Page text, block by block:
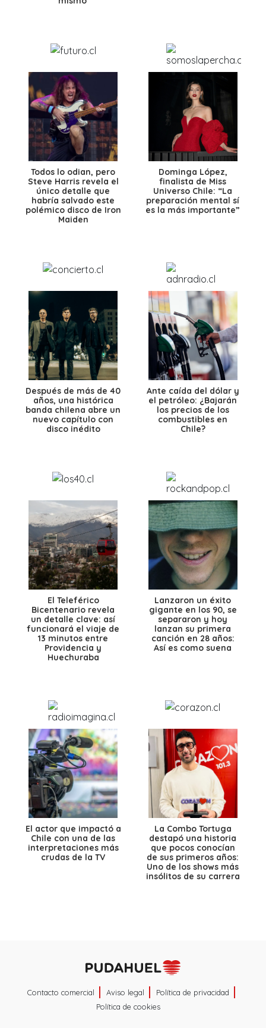
Todos lo odian, pero
Steve Harris revela el
único detalle que
habría salvado este
polémico disco de Iron
Maiden
Dominga López,
finalista de Miss
Universo Chile: “La
preparación mental sí
es la más importante”
Después de más de 40
años, una histórica
banda chilena abre un
nuevo capítulo con
disco inédito
Ante caída del dólar y
el petróleo: ¿Bajarán
los precios de los
combustibles en
Chile?
El Teleférico
Bicentenario revela
un detalle clave: así
funcionará el viaje de
13 minutos entre
Providencia y
Huechuraba
Lanzaron un éxito
gigante en los 90, se
separaron y hoy
lanzan su primera
canción en 28 años:
Así es como suena
El actor que impactó a
Chile con una de las
interpretaciones más
crudas de la TV
La Combo Tortuga
destapó una historia
que pocos conocían
de sus primeros años:
Uno de los shows más
insólitos de su carrera
Contacto comercial Aviso legal
Política de privacidad
Política de cookies